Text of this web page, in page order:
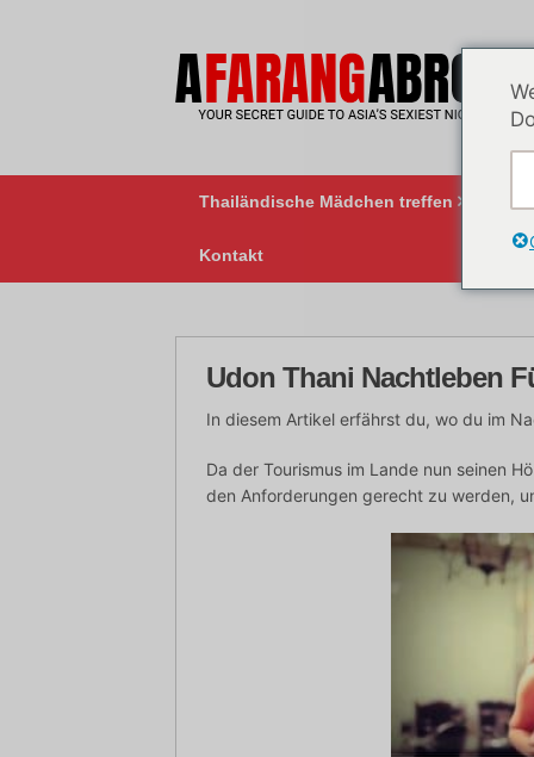
Thailändische Mädchen treffen
Kontakt
Udon Thani Nachtleben
In diesem Artikel erfährst du, wo du im
Da der Tourismus im Lande nun seinen
den Anforderungen gerecht zu werden,